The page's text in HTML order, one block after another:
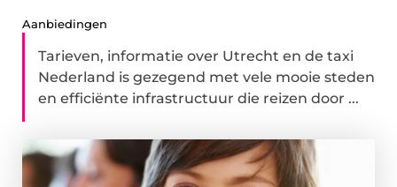
Aanbiedingen
Tarieven, informatie over Utrecht en de taxi
Nederland is gezegend met vele mooie steden
en efficiënte infrastructuur die reizen door ...